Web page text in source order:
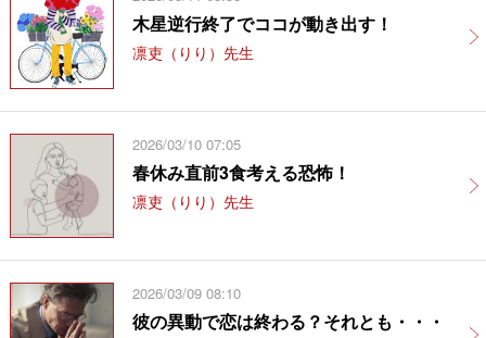
木星逆行終了でココが動き出す！
凛吏（りり）先生
2026/03/10 07:05
春休み直前3食考える恐怖！
凛吏（りり）先生
2026/03/09 08:10
彼の異動で恋は終わる？それとも・・・